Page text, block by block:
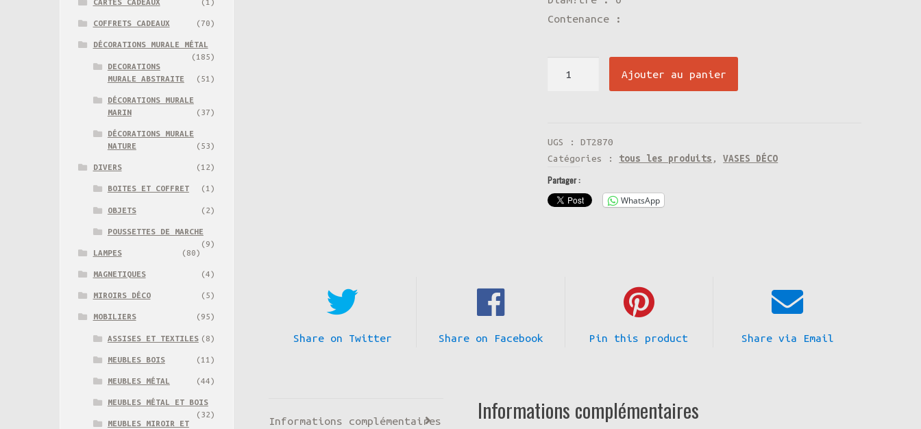
Contenance :
DEGRADE
ROUGE
Ajouter au panier
UGS :DT2870
Catégories : tous les produits ,VASES DÉCO
Partager :
WhatsApp
Share on Twitter Share on Facebook Pin this product Share via Email
Informations complémentaires Informations complémentaires
COFFRETS CADEAUX (70)
DÉCORATIONS MURALE MÉTAL
(185)
DECORATIONS
MURALE ABSTRAITE
(51)
DÉCORATIONS MURALE
MARIN
(37)
DÉCORATIONS MURALE
NATURE
(53)
DIVERS (12)
BOITES ET COFFRET (1)
OBJETS (2)
POUSSETTES DE MARCHE
(9)
LAMPES
(80)
MAGNETIQUES (4)
MIROIRS DÉCO (5)
MOBILIERS (95)
ASSISES ET TEXTILES (8)
MEUBLES BOIS (11)
MEUBLES MÉTAL (44)
MEUBLES MÉTAL ET BOIS
(32)
MEUBLES MIROIR ET